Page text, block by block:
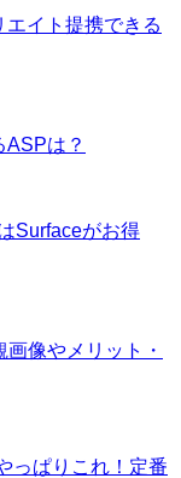
イト提携できる
は？
Surfaceがお得
像やメリット・
っぱりこれ！定番